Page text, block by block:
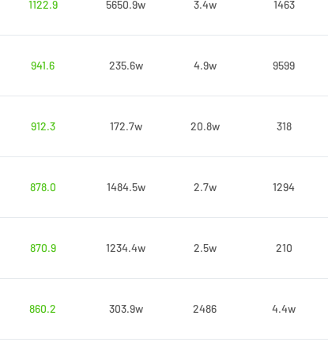
1122.9
5650.9w 3.4w 1463
941.6
235.6w 4.9w 9599
912.3
172.7w 20.8w 318
878.0
1484.5w 2.7w 1294
870.9
1234.4w 2.5w 210
860.2
303.9w 2486 4.4w